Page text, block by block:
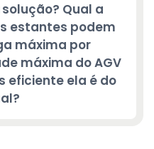
Qual a
estantes podem
máxima por
máxima do AGV
eficiente ela é do